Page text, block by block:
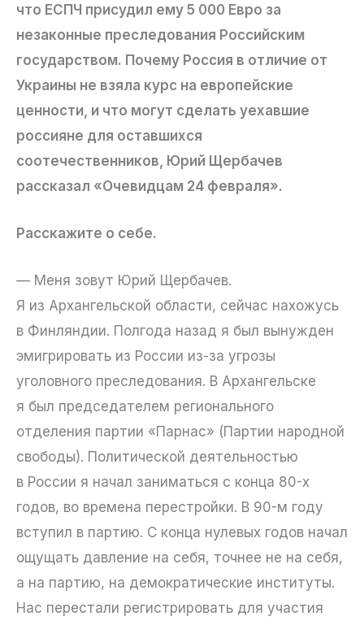
что ЕСПЧ присудил ему 5 000 Евро за
незаконные преследования Российским
государством. Почему Россия в отличие от
Украины не взяла курс на европейские
ценности, и что могут сделать уехавшие
россияне для оставшихся
соотечественников, Юрий Щербачев
рассказал «Очевидцам 24 февраля».
Расскажите о себе.
— Меня зовут Юрий Щербачев.
Я из Архангельской области, сейчас нахожусь
в Финляндии. Полгода назад я был вынужден
эмигрировать из России из-за угрозы
уголовного преследования. В Архангельске
я был председателем регионального
отделения партии «Парнас» (Партии народной
свободы). Политической деятельностью
в России я начал заниматься с конца 80-х
годов, во времена перестройки. В 90-м году
вступил в партию. С конца нулевых годов начал
ощущать давление на себя, точнее не на себя,
а на партию, на демократические институты.
Нас перестали регистрировать для участия